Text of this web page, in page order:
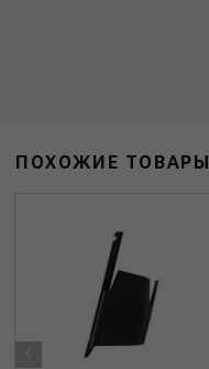
ПОХОЖИЕ ТОВАРЫ
‹